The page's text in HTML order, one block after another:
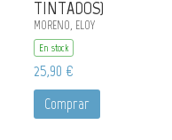
TINTADOS)
MORENO, ELOY
En stock
25,90 €
Comprar